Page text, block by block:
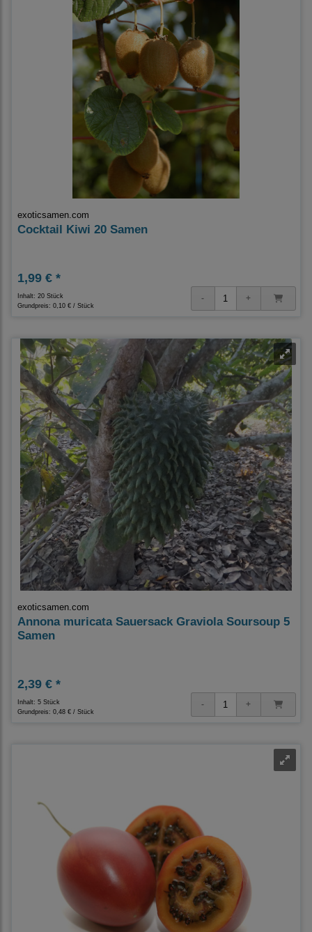
exoticsamen.com
Cocktail Kiwi 20 Samen
1,99 € *
Inhalt: 20 Stück
Grundpreis: 0,10 € / Stück
exoticsamen.com
Annona muricata Sauersack Graviola Soursoup 5
Samen
2,39 € *
Inhalt: 5 Stück
Grundpreis: 0,48 € / Stück